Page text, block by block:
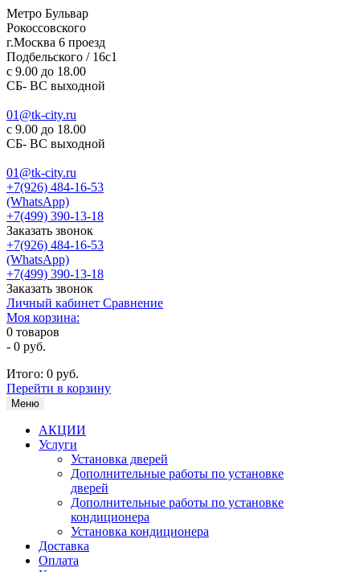
Метро Бульвар
Рокоссовского
г.Москва 6 проезд
Подбельского / 16с1
c 9.00 до 18.00
СБ- ВС выходной
01@tk-city.ru
c 9.00 до 18.00
СБ- ВС выходной
01@tk-city.ru
+7(926) 484-16-53
(WhatsApp)
+7(499) 390-13-18
Заказать звонок
+7(926) 484-16-53
(WhatsApp)
+7(499) 390-13-18
Заказать звонок
Личный кабинет Сравнение
Моя корзина:
0 товаров
- 0 руб.
Итого: 0 руб.
Перейти в корзину
Меню
АКЦИИ
Услуги
Установка дверей
Дополнительные работы по установке
дверей
Дополнительные работы по установке
кондиционера
Установка кондиционера
Доставка
Оплата